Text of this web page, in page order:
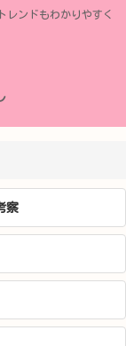
レンドもわかりやすく
察